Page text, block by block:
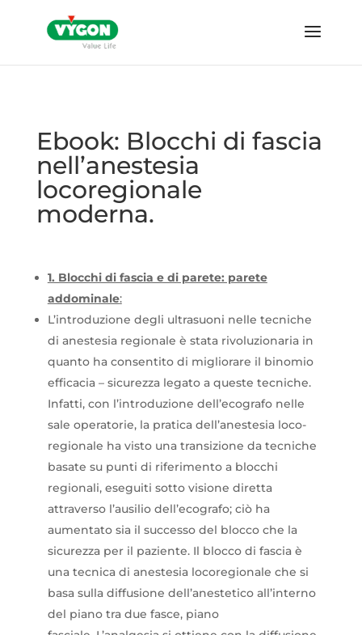
Ebook: Blocchi di fascia
nell’anestesia
locoregionale
moderna.
1. Blocchi di fascia e di parete: parete
addominale:
L’introduzione degli ultrasuoni nelle tecniche
di anestesia regionale è stata rivoluzionaria in
quanto ha consentito di migliorare il binomio
efficacia – sicurezza legato a queste tecniche.
Infatti, con l’introduzione dell’ecografo nelle
sale operatorie, la pratica dell’anestesia loco-
regionale ha visto una transizione da tecniche
basate su punti di riferimento a blocchi
regionali, eseguiti sotto visione diretta
attraverso l’ausilio dell’ecografo; ciò ha
aumentato sia il successo del blocco che la
sicurezza per il paziente. Il blocco di fascia è
una tecnica di anestesia locoregionale che si
basa sulla diffusione dell’anestetico all’interno
del piano tra due fasce, piano